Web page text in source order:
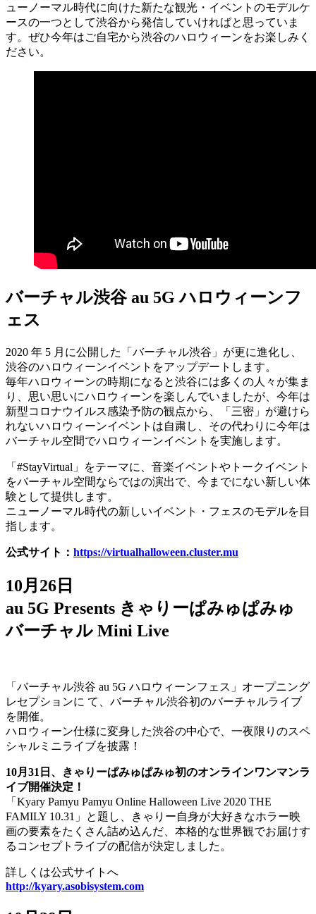
ューノーマル時代に向けた新たな観光・イベントのモデルケ
ースの一つとして渋谷から発信していければと思っていま
す。ぜひ今年はご自宅から渋谷のハロウィーンをお楽しみく
ださい。
バーチャル渋谷 au 5G ハロウィーンフ
ェス
2020 年 5 月に公開した「バーチャル渋谷」が更に進化し、
渋谷のハロウィーンイベントをアップデートします。
毎年ハロウィーンの時期になると渋谷には多くの人々が集ま
り、思い思いにハロウィーンを楽しんでいましたが、今年は
新型コロナウイルス感染予防の観点から、「三密」が避けら
れないハロウィーンイベントは自粛し、その代わりに今年は
バーチャル空間でハロウィーンイベントを実施します。
「#StayVirtual」をテーマに、音楽イベントやトークイベント
をバーチャル空間ならではの演出で、今までにない新しい体
験として提供します。
ニューノーマル時代の新しいイベント・フェスのモデルを目
指します。
公式サイト： https://virtualhalloween.cluster.mu
10月26日
au 5G Presents きゃりーぱみゅぱみゅ
バーチャル Mini Live
「バーチャル渋谷 au 5G ハロウィーンフェス」オープニング
レセプションに て、バーチャル渋谷初のバーチャルライブ
を開催。
ハロウィーン仕様に変身した渋谷の中心で、一夜限りのスペ
シャルミニライブを披露！
10月31日、きゃりーぱみゅぱみゅ初のオンラインワンマンラ
イブ開催決定！
「Kyary Pamyu Pamyu Online Halloween Live 2020 THE
FAMILY 10.31」と題し、きゃりー自身が大好きなホラー映
画の要素をたくさん詰め込んだ、本格的な世界観でお届けす
るコンセプトライブの配信が決定しました。
詳しくは公式サイトへ
http://kyary.asobisystem.com